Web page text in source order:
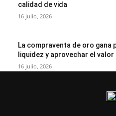
calidad de vida
16 julio, 2026
La compraventa de oro
liquidez y aprovechar el valor
16 julio, 2026